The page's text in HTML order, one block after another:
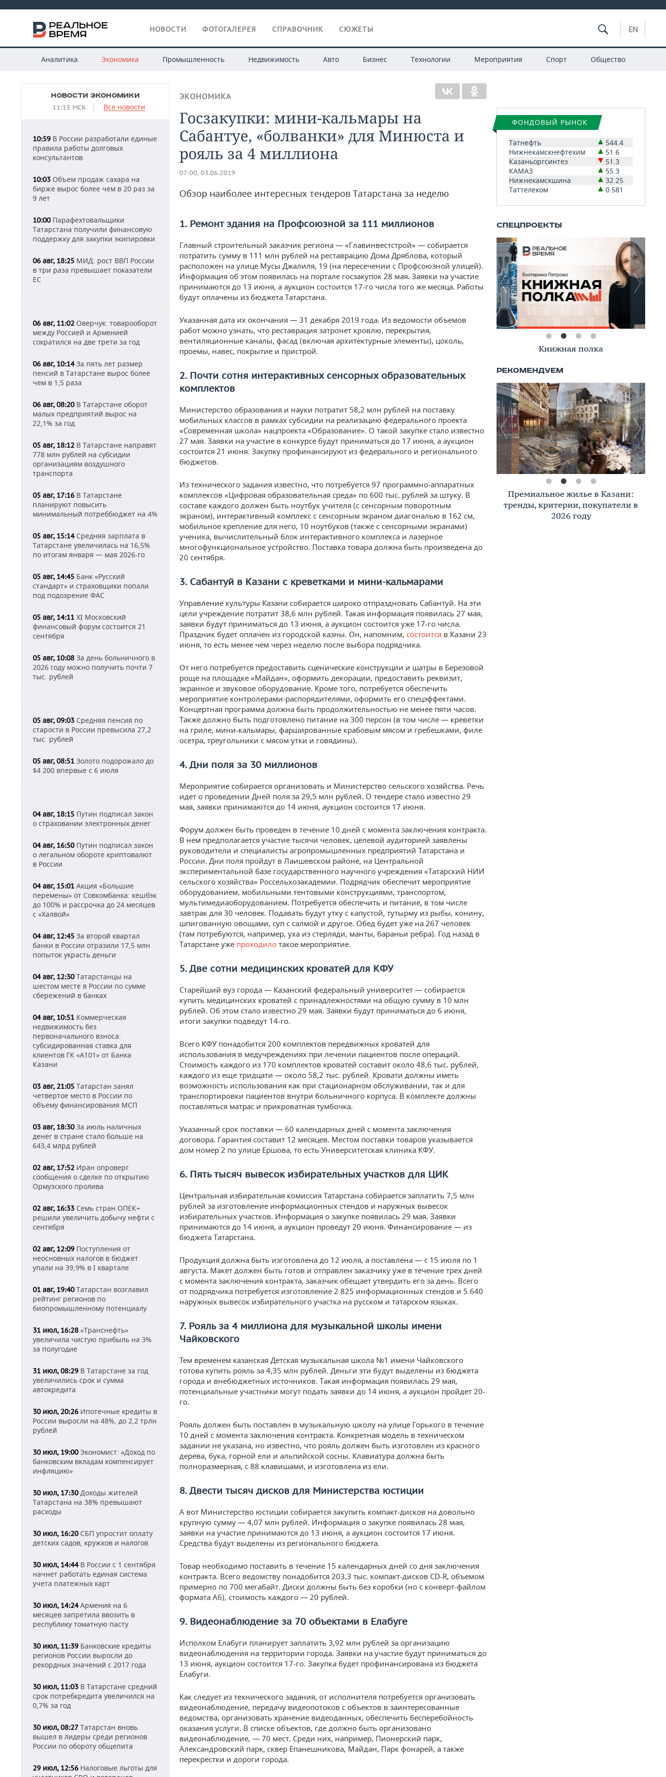
НОВОСТИ ФОТОГАЛЕРЕЯ СПРАВОЧНИК СЮЖЕТЫ EN
Аналитика Экономика Промышленность Недвижимость Авто Бизнес Технологии Мероприятия Спорт Общество
НОВОСТИ ЭКОНОМИКИ
11:13 МСК Все новости
10:59 В России разработали единые
правила работы долговых
консультантов
10:03 Объем продаж сахара на
бирже вырос более чем в 20 раз за
9 лет
10:00Парафехтовальщики
Татарстана получили финансовую
поддержку для закупки экипировки
06 авг, 18:25 МИД: рост ВВП России
в три раза превышает показатели
ЕС
06 авг, 11:02 Оверчук: товарооборот
между Россией и Арменией
сократился на две трети за год
06 авг, 10:14За пять лет размер
пенсий в Татарстане вырос более
чем в 1,5 раза
06 авг, 08:20В Татарстане оборот
малых предприятий вырос на
22,1% за год
05 авг, 18:12 В Татарстане направят
778 млн рублей на субсидии
организациям воздушного
транспорта
05 авг, 17:16 В Татарстане
планируют повысить
минимальный потреббюджет на 4%
05 авг, 15:14Средняя зарплата в
Татарстане увеличилась на 16,5%
по итогам января — мая 2026-го
05 авг, 14:45 Банк «Русский
стандарт» и страховщики попали
под подозрение ФАС
05 авг, 14:11 XI Московский
финансовый форум состоится 21
сентября
05 авг, 10:08 За день больничного в
2026 году можно получить почти 7
тыс. рублей
05 авг, 09:03 Средняя пенсия по
старости в России превысила 27,2
тыс. рублей
05 авг, 08:51 Золото подорожало до
$4 200 впервые с 6 июля
04 авг, 18:15 Путин подписал закон
о страховании электронных денег
04 авг, 16:50Путин подписал закон
о легальном обороте криптовалют
в России
04 авг, 15:01 Акция «Большие
перемены» от Совкомбанка: кешбэк
до 100% и рассрочка до 24 месяцев
с «Халвой»
04 авг, 12:45 За второй квартал
банки в России отразили 17,5 млн
попыток украсть деньги
04 авг, 12:30Татарстанцы на
шестом месте в России по сумме
сбережений в банках
04 авг, 10:51 Коммерческая
недвижимость без
первоначального взноса:
субсидированная ставка для
клиентов ГК «А101» от Банка
Казани
03 авг, 21:05 Татарстан занял
четвертое место в России по
объему финансирования МСП
03 авг, 18:30За июль наличных
денег в стране стало больше на
643,4 млрд рублей
02 авг, 17:52 Иран опроверг
сообщения о сделке по открытию
Ормузского пролива
02 авг, 16:33 Семь стран ОПЕК+
решили увеличить добычу нефти с
сентября
02 авг, 12:09 Поступления от
неосновных налогов в бюджет
упали на 39,9% в I квартале
01 авг, 19:40Татарстан возглавил
рейтинг регионов по
биопромышленному потенциалу
31 июл, 16:28 «Транснефть»
увеличила чистую прибыль на 3%
за полугодие
31 июл, 08:29 В Татарстане за год
увеличились срок и сумма
автокредита
30 июл, 20:26 Ипотечные кредиты в
России выросли на 48%, до 2,2 трлн
рублей
30 июл, 19:00Экономист: «Доход по
банковским вкладам компенсирует
инфляцию»
30 июл, 17:30Доходы жителей
Татарстана на 38% превышают
расходы
30 июл, 16:20СБП упростит оплату
детских садов, кружков и налогов
30 июл, 14:44В России с 1 сентября
начнет работать единая система
учета платежных карт
30 июл, 14:24Армения на 6
месяцев запретила ввозить в
республику томатную пасту
30 июл, 11:39 Банковские кредиты
регионов России выросли до
рекордных значений с 2017 года
30 июл, 11:03 В Татарстане средний
срок потребкредита увеличился на
0,7% за год
30 июл, 08:27 Татарстан вновь
вышел в лидеры среди регионов
России по обороту общепита
29 июл, 12:56 Налоговые льготы для
ЭКОНОМИКА
Госзакупки: мини-кальмары на
Сабантуе, «болванки» для Минюста и
рояль за 4 миллиона
07:00, 03.06.2019
Обзор наиболее интересных тендеров Татарстана за неделю
1. Ремонт здания на Профсоюзной за 111 миллионов
Главный строительный заказчик региона — «Главинвестстрой» — собирается
потратить сумму в 111 млн рублей на реставрацию Дома Дряблова, который
расположен на улице Мусы Джалиля, 19 (на пересечении с Профсоюзной улицей).
Информация об этом появилась на портале госзакупок 28 мая. Заявки на участие
принимаются до 13 июня, а аукцион состоится 17-го числа того же месяца. Работы
будут оплачены из бюджета Татарстана.
Указанная дата их окончания — 31 декабря 2019 года. Из ведомости объемов
работ можно узнать, что реставрация затронет кровлю, перекрытия,
вентиляционные каналы, фасад (включая архитектурные элементы), цоколь,
проемы, навес, покрытие и пристрой.
2. Почти сотня интерактивных сенсорных образовательных
комплектов
Министерство образования и науки потратит 58,2 млн рублей на поставку
мобильных классов в рамках субсидии на реализацию федерального проекта
«Современная школа» нацпроекта «Образование». О такой закупке стало известно
27 мая. Заявки на участие в конкурсе будут приниматься до 17 июня, а аукцион
состоится 21 июня. Закупку профинансируют из федерального и регионального
бюджетов.
Из технического задания известно, что потребуется 97 программно-аппаратных
комплексов «Цифровая образовательная среда» по 600 тыс. рублей за штуку. В
составе каждого должен быть ноутбук учителя (с сенсорным поворотным
экраном), интерактивный комплекс с сенсорным экраном диагональю в 162 см,
мобильное крепление для него, 10 ноутбуков (также с сенсорными экранами)
ученика, вычислительный блок интерактивного комплекса и лазерное
многофункциональное устройство. Поставка товара должна быть произведена до
20 сентября.
3. Сабантуй в Казани с креветками и мини-кальмарами
Управление культуры Казани собирается широко отпраздновать Сабантуй. На эти
цели учреждение потратит 38,6 млн рублей. Такая информация появилась 27 мая,
заявки будут приниматься до 13 июня, а аукцион состоится уже 17-го числа.
Праздник будет оплачен из городской казны. Он, напомним, состоится в Казани 23
июня, то есть менее чем через неделю после выбора подрядчика.
От него потребуется предоставить сценические конструкции и шатры в Березовой
роще на площадке «Майдан», оформить декорации, предоставить реквизит,
экранное и звуковое оборудование. Кроме того, потребуется обеспечить
мероприятие контролерами-распорядителями, оформить его спецэффектами.
Концертная программа должна быть продолжительностью не менее пяти часов.
Также должно быть подготовлено питание на 300 персон (в том числе — креветки
на гриле, мини-кальмары, фаршированные крабовым мясом и гребешками, филе
осетра, треугольники с мясом утки и говядины).
4. Дни поля за 30 миллионов
Мероприятие собирается организовать и Министерство сельского хозяйства. Речь
идет о проведении Дней поля за 29,5 млн рублей. О тендере стало известно 29
мая, заявки принимаются до 14 июня, аукцион состоится 17 июня.
Форум должен быть проведен в течение 10 дней с момента заключения контракта.
В нем предполагается участие тысячи человек, целевой аудиторией заявлены
руководители и специалисты агропромышленных предприятий Татарстана и
России. Дни поля пройдут в Лаишевском районе, на Центральной
экспериментальной базе государственного научного учреждения «Татарский НИИ
сельского хозяйства» Россельхозакадемии. Подрядчик обеспечит мероприятие
оборудованием, мобильными тентовыми конструкциями, транспортом,
мультимедиаоборудованием. Потребуется обеспечить и питание, в том числе
завтрак для 30 человек. Подавать будут утку с капустой, тутырму из рыбы, конину,
шпигованную овощами, суп с салмой и другое. Обед будет уже на 267 человек
(там потребуются, например, уха из стерляди, манты, бараньи ребра). Год назад в
Татарстане уже проходило такое мероприятие.
5. Две сотни медицинских кроватей для КФУ
Старейший вуз города — Казанский федеральный университет — собирается
купить медицинских кроватей с принадлежностями на общую сумму в 10 млн
рублей. Об этом стало известно 29 мая. Заявки будут приниматься до 6 июня,
итоги закупки подведут 14-го.
Всего КФУ понадобится 200 комплектов передвижных кроватей для
использования в медучреждениях при лечении пациентов после операций.
Стоимость каждого из 170 комплектов кроватей составит около 48,6 тыс. рублей,
каждого из еще тридцати — около 58,2 тыс. рублей. Кровати должны иметь
возможность использования как при стационарном обслуживании, так и для
транспортировки пациентов внутри больничного корпуса. В комплекте должны
поставляться матрас и прикроватная тумбочка.
Указанный срок поставки — 60 календарных дней с момента заключения
договора. Гарантия составит 12 месяцев. Местом поставки товаров указывается
дом номер 2 по улице Ершова, то есть Университетская клиника КФУ.
6. Пять тысяч вывесок избирательных участков для ЦИК
Центральная избирательная комиссия Татарстана собирается заплатить 7,5 млн
рублей за изготовление информационных стендов и наружных вывесок
избирательных участков. Информация о закупке появилась 29 мая. Заявки
принимаются до 14 июня, а аукцион проведут 20 июня. Финансирование — из
бюджета Татарстана.
Продукция должна быть изготовлена до 12 июля, а поставлена — с 15 июля по 1
августа. Макет должен быть готов и отправлен заказчику уже в течение трех дней
с момента заключения контракта, заказчик обещает утвердить его за день. Всего
от подрядчика потребуется изготовление 2 825 информационных стендов и 5 640
наружных вывесок избирательного участка на русском и татарском языках.
7. Рояль за 4 миллиона для музыкальной школы имени
Чайковского
Тем временем казанская Детская музыкальная школа №1 имени Чайковского
готова купить рояль за 4,35 млн рублей. Деньги эти будут выделены из бюджета
города и внебюджетных источников. Такая информация появилась 29 мая,
потенциальные участники могут подать заявки до 14 июня, а аукцион пройдет 20-
го.
Рояль должен быть поставлен в музыкальную школу на улице Горького в течение
10 дней с момента заключения контракта. Конкретная модель в техническом
задании не указана, но известно, что рояль должен быть изготовлен из красного
дерева, бука, горной ели и альпийской сосны. Клавиатура должна быть
полноразмерная, с 88 клавишами, и изготовлена из ели.
8. Двести тысяч дисков для Министерства юстиции
А вот Министерство юстиции собирается закупить компакт-дисков на довольно
крупную сумму — 4,07 млн рублей. Информация о закупке появилась 28 мая,
заявки на участие принимаются до 13 июня, а аукцион состоится 17 июня.
Средства будут выделены из регионального бюджета.
Товар необходимо поставить в течение 15 календарных дней со дня заключения
контракта. Всего ведомству понадобится 203,3 тыс. компакт-дисков CD-R, объемом
примерно по 700 мегабайт. Диски должны быть без коробки (но с конверт-файлом
формата А6), стоимость каждого — 20 рублей.
9. Видеонаблюдение за 70 объектами в Елабуге
Исполком Елабуги планирует заплатить 3,92 млн рублей за организацию
видеонаблюдения на территории города. Заявки на участие будут приниматься до
13 июня, аукцион состоится 17-го. Закупка будет профинансирована из бюджета
Елабуги.
Как следует из технического задания, от исполнителя потребуется организовать
видеонаблюдение, передачу видеопотоков с объектов в заинтересованные
ведомства, организовать хранение видеоданных, обеспечить бесперебойность
оказания услуги. В списке объектов, где должно быть организовано
видеонаблюдение, — 70 мест. Среди них, например, Пионерский парк,
Александровский парк, сквер Епанешникова, Майдан, Парк фонарей, а также
перекрестки и дороги города.
ФОНДОВЫЙ РЫНОК
Татнефть
544.4
Нижнекамскнефтехим
51.6
Казаньоргсинтез
51.3
КАМАЗ
55.3
Нижнекамскшина
32.25
Таттелеком
0.581
Книжная полка
Премиальное жилье в Казани:
тренды, критерии, покупатели в
2026 году